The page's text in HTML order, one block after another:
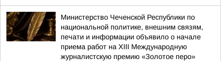
Министерство Чеченской Республики по
национальной политике, внешним связям,
печати и информации объявило о начале
приема работ на XIII Международную
журналистскую премию «Золотое перо»